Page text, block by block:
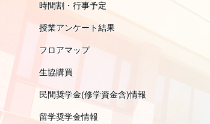
時間割・行事予定
授業アンケート結果
フロアマップ
生協購買
民間奨学金(修学資金含)情報
留学奨学金情報